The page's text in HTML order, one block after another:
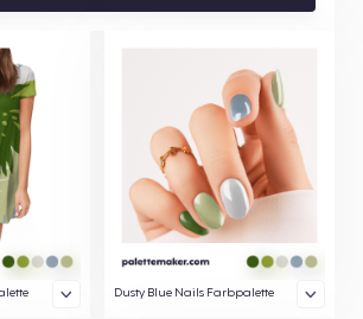
Dusty Blue Nails Farbpalette